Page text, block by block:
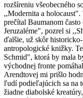
rozšíreniu všeobecného
,,Modernita a
prečítal Baumanom
Jeruzaléme", pozrel si
ďalšie, už skôr
antropologické knižky.
Schmid", ktorá by mala
východnej fronte
Arendtovej mi prišlo
ľudí podieľajúcich sa na
žiadne diabolské